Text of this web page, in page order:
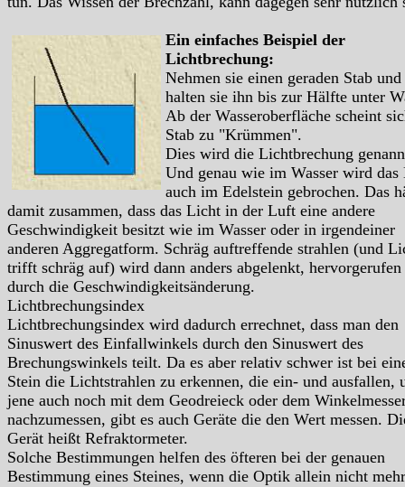
Ein einfaches Beispiel der
Lichtbrechung:
Nehmen sie einen geraden Stab und
halten sie ihn bis zur Hälfte unter
Ab der Wasseroberfläche scheint
Stab zu "Krümmen".
Dies wird die Lichtbrechung
Und genau wie im Wasser wird
auch im Edelstein gebrochen. Das
damit zusammen, dass das Licht in der Luft eine andere
Geschwindigkeit besitzt wie im Wasser oder in irgendeiner
anderen Aggregatform. Schräg auftreffende strahlen (und
trifft schräg auf) wird dann anders abgelenkt, hervorgerufen
durch die Geschwindigkeitsänderung.
Lichtbrechungsindex
Lichtbrechungsindex wird dadurch errechnet, dass man den
Sinuswert des Einfallwinkels durch den Sinuswert des
Brechungswinkels teilt. Da es aber relativ schwer ist bei
Stein die Lichtstrahlen zu erkennen, die ein- und ausfallen,
jene auch noch mit dem Geodreieck oder dem
nachzumessen, gibt es auch Geräte die den Wert messen.
Gerät heißt Refraktormeter.
Solche Bestimmungen helfen des öfteren bei der genauen
Bestimmung eines Steines, wenn die Optik allein nicht